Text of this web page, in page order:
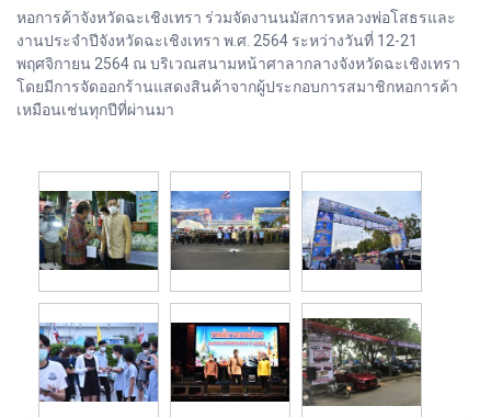
หอการค้าจังหวัดฉะเชิงเทรา ร่วมจัดงานนมัสการหลวงพ่อโสธรและ
งานประจำปีจังหวัดฉะเชิงเทรา พ.ศ. 2564 ระหว่างวันที่ 12-21
พฤศจิกายน 2564 ณ บริเวณสนามหน้าศาลากลางจังหวัดฉะเชิงเทรา
โดยมีการจัดออกร้านแสดงสินค้าจากผู้ประกอบการสมาชิกหอการค้า
เหมือนเช่นทุกปีที่ผ่านมา